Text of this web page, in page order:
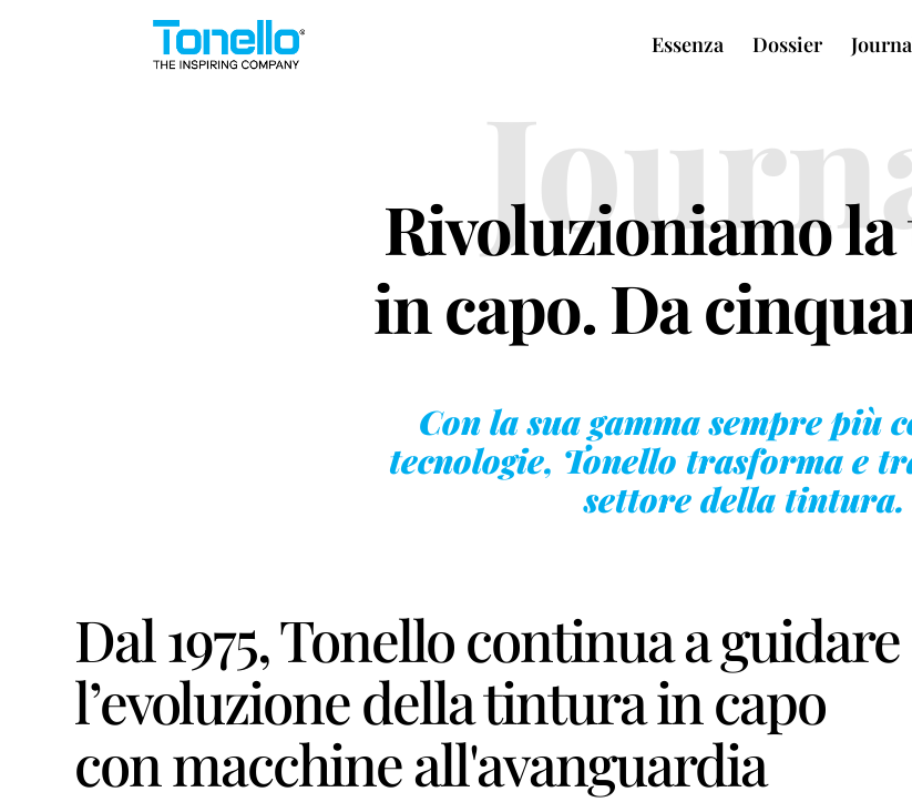
Essenza Dossier
Rivoluzioniamo
in capo. Da
Con la sua gamma sempre più
tecnologie, Tonello trasforma e
settore della tintura.
Dal 1975, Tonello continua a guidare
l’evoluzione della tintura in capo
con macchine all'avanguardia